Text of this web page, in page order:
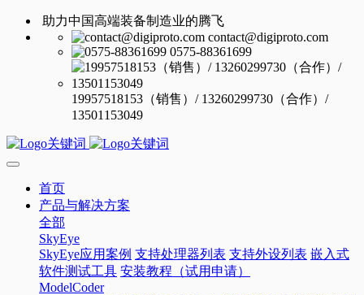
助力中国高端装备制造业的腾飞
contact@digiproto.com
0575-88361699
19957518153（销售）/ 13260299730（合作）/
13501153049
首页
产品与解决方案
全部
SkyEye
SkyEye应用案例 支持处理器列表 支持外设列表 嵌入式
软件测试工具 安装教程（试用申请）
ModelCoder